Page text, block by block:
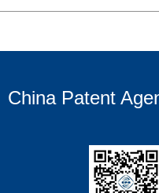
China Patent